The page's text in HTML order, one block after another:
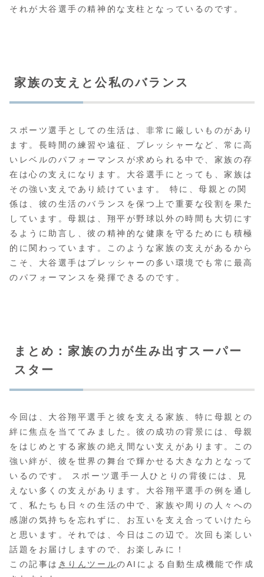
それが大谷選手の精神的な支柱となっているのです。
家族の支えと公私のバランス
スポーツ選手としての生活は、非常に厳しいものがあり
ます。長時間の練習や遠征、プレッシャーなど、常に高
いレベルのパフォーマンスが求められる中で、家族の存
在は心の支えになります。大谷選手にとっても、家族は
その強い支えであり続けています。 特に、母親との関
係は、彼の生活のバランスを保つ上で重要な役割を果た
しています。母親は、翔平が野球以外の時間も大切にす
るように助言し、彼の精神的な健康を守るためにも積極
的に関わっています。このような家族の支えがあるから
こそ、大谷選手はプレッシャーの多い環境でも常に最高
のパフォーマンスを発揮できるのです。
まとめ：家族の力が生み出すスーパー
スター
今回は、大谷翔平選手と彼を支える家族、特に母親との
絆に焦点を当ててみました。彼の成功の背景には、母親
をはじめとする家族の絶え間ない支えがあります。この
強い絆が、彼を世界の舞台で輝かせる大きな力となって
いるのです。 スポーツ選手一人ひとりの背後には、見
えない多くの支えがあります。大谷翔平選手の例を通し
て、私たちも日々の生活の中で、家族や周りの人々への
感謝の気持ちを忘れずに、お互いを支え合っていけたら
と思います。それでは、今日はこの辺で。次回も楽しい
話題をお届けしますので、お楽しみに！
この記事は きりんツールのAIによる自動生成機能で作成